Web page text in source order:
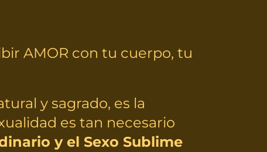
AMOR con tu cuerpo, tu
y sagrado, es la
es tan necesario
y el Sexo Sublime